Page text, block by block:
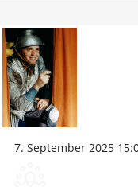
7. September 2025